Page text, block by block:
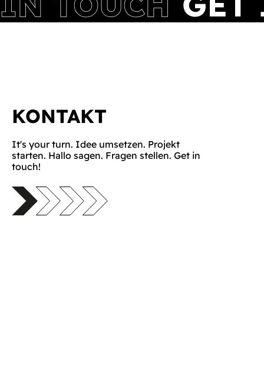
KONTAKT
It's your turn. Idee umsetzen. Projekt
starten. Hallo sagen. Fragen stellen. Get in
touch!